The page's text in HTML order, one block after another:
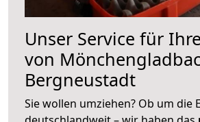
Unser Service für
von
Bergneustadt
Sie wollen umziehen? Ob um die